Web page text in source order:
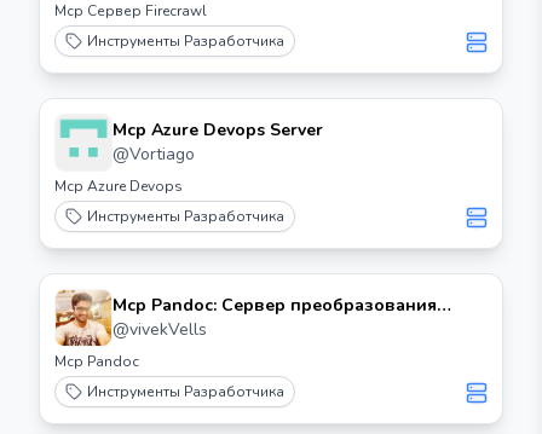
Mcp Сервер Firecrawl
Инструменты Разработчика
Mcp Azure Devops Server
@Vortiago
Mcp Azure Devops
Инструменты Разработчика
Mcp Pandoc: Сервер преобразования
документов Mcp
@vivekVells
Mcp Pandoc
Инструменты Разработчика